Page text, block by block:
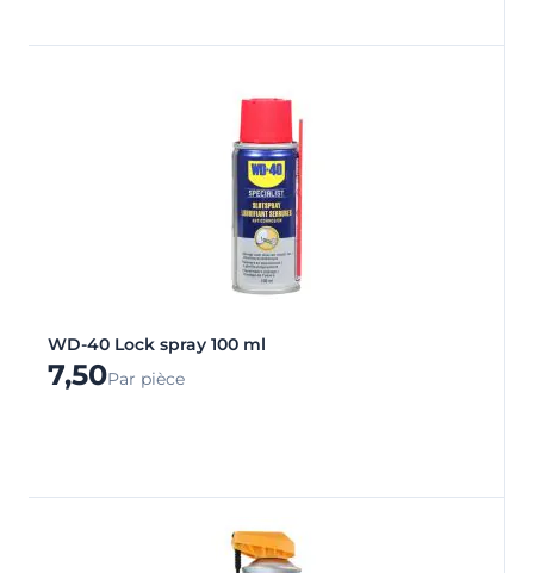
WD-40 Lock spray 100 ml
7,50Par pièce